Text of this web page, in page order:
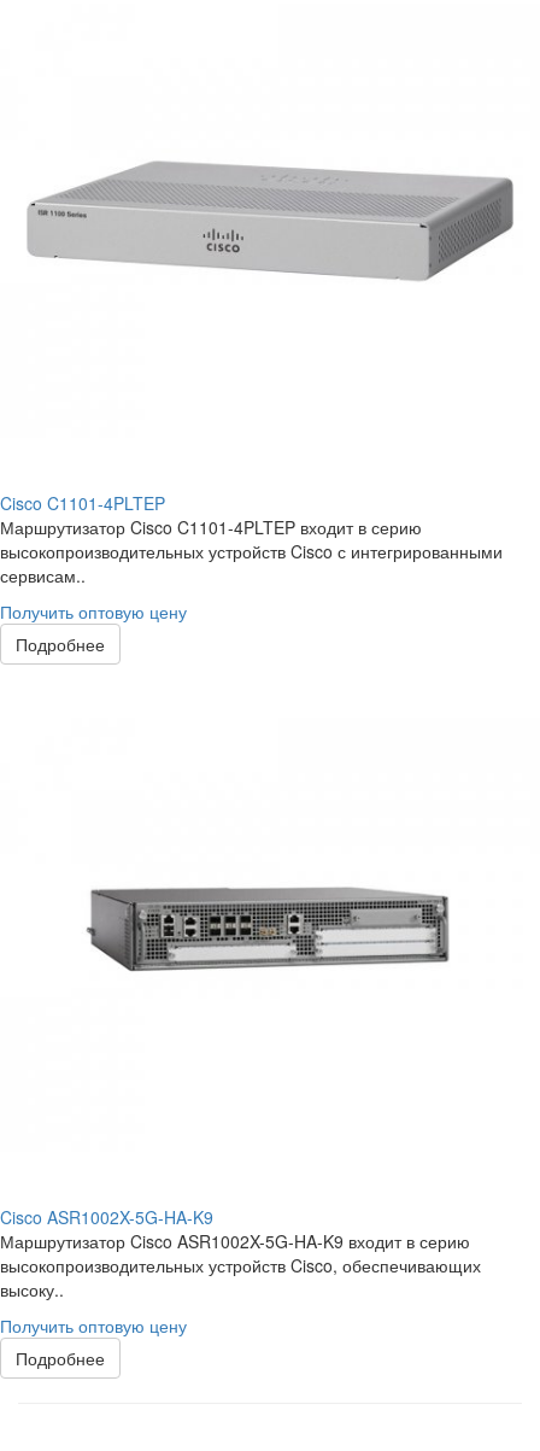
Cisco C1101-4PLTEP
Маршрутизатор Cisco C1101-4PLTEP входит в серию
высокопроизводительных устройств Cisco с интегрированными
сервисам..
Получить оптовую цену
Подробнее
Cisco ASR1002X-5G-HA-K9
Маршрутизатор Cisco ASR1002X-5G-HA-K9 входит в серию
высокопроизводительных устройств Cisco, обеспечивающих
высоку..
Получить оптовую цену
Подробнее